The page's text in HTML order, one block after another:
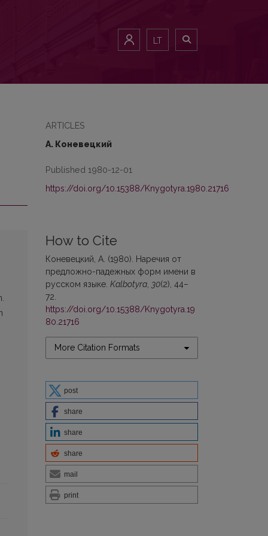
LT
ARTICLES
А. Коневецкий
Published 1980-12-01
https://doi.org/10.15388/Knygotyra.1980.21716
How to Cite
Коневецкий, А. (1980). Наречия от
предложно-падежных форм имени в
русском языке. Kalbotyra 30(2), 44–
72.
https://doi.org/10.15388/Knygotyra.19
80.21716
More Citation Formats
post
share
share
share
mail
print